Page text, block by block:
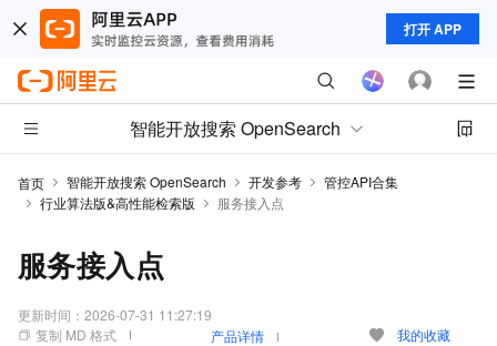
打开 APP
智能开放搜索 OpenSearch
首页 智能开放搜索 OpenSearch 开发参考
管控API合集
行业算法版&高性能检索版
服务接入点
服务接入点
更新时间： 2026-07-31 11:27:19
复制 MD 格式
产品详情 我的收藏